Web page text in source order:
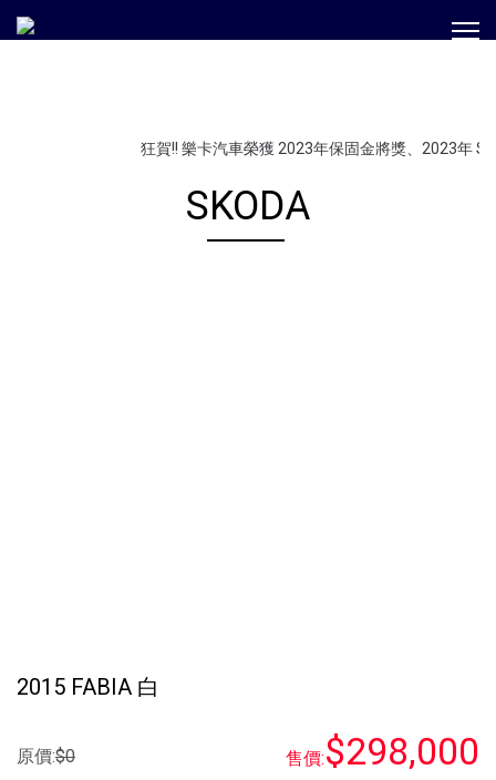
狂賀!! 樂卡汽車榮獲 2023年保固金將獎、2023年
SKODA
2015 FABIA 白
原價:$0 售價:$298,000